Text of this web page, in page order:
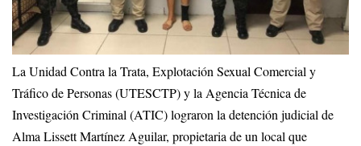
La Unidad Contra la Trata, Explotación Sexual Comercial y
Tráfico de Personas (UTESCTP) y la Agencia Técnica de
Investigación Criminal (ATIC) lograron la detención judicial de
Alma Lissett Martínez Aguilar, propietaria de un local que